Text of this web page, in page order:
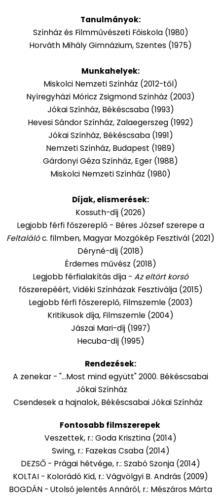
Tanulmányok:
Színház és Filmművészeti Főiskola (1980)
Horváth Mihály Gimnázium, Szentes (1975)
Munkahelyek:
Miskolci Nemzeti Színház (2012-től)
Nyíregyházi Móricz Zsigmond Színház (2003)
Jókai Színház, Békéscsaba (1993)
Hevesi Sándor Színház, Zalaegerszeg (1992)
Jókai Színház, Békéscsaba (1991)
Nemzeti Színház, Budapest (1989)
Gárdonyi Géza Színház, Eger (1988)
Miskolci Nemzeti Színház (1980)
Díjak, elismerések:
Kossuth-díj (2026)
Legjobb férfi főszereplő - Béres József szerepe a
Feltalálóc. filmben, Magyar Mozgókép Fesztivál (2021)
Déryné-díj (2018)
Érdemes művész (2018)
Legjobb férfialakítás díja - Az eltört korsó
főszerepéért, Vidéki Színházak Fesztiválja (2015)
Legjobb férfi főszereplő, Filmszemle (2003)
Kritikusok díja, Filmszemle (2004)
Jászai Mari-díj (1997)
Hecuba-díj (1995)
Rendezések:
A zenekar - "...Most mind együtt" 2000. Békéscsabai
Jókai Színház
Csendesek a hajnalok, Békéscsabai Jókai Színház
Fontosabb filmszerepek
Veszettek, r.: Goda Krisztina (2014)
Swing, r.: Fazekas Csaba (2014)
DEZSŐ - Prágai hétvége, r.: Szabó Szonja (2014)
KOLTAI - Kolorádó Kid, r.: Vágvölgyi B. András (2009)
BOGDÁN - Utolsó jelentés Annáról, r.: Mészáros Márta